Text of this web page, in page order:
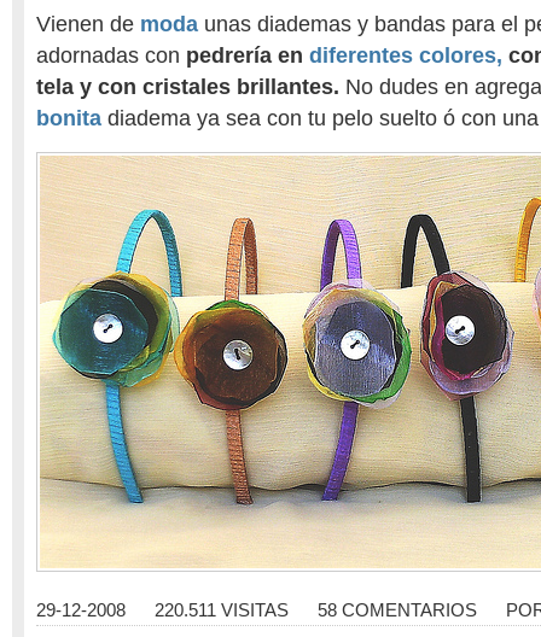
Vienen de moda unas diademas y bandas para el
adornadas con pedrería en diferentes colores,
tela y con cristales brillantes. No dudes en
bonita diadema ya sea con tu pelo suelto ó con
29-12-2008 220.511 VISITAS 58 COMENTARIOS